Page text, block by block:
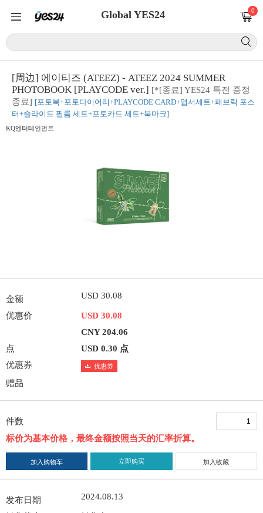
Global YES24 0
[周边] 에이티즈 (ATEEZ) - ATEEZ 2024 SUMMER
PHOTOBOOK [PLAYCODE ver.] [*[종료] YES24 특전 증정
종료] [포토북+포토다이어리+PLAYCODE CARD+엽서세트+패브릭 포스
터+슬라이드 필름 세트+포토카드 세트+북마크]
KQ엔터테인먼트
金额 USD 30.08
优惠价
USD 30.08
CNY 204.06
点
USD 0.30 点
优惠券
优惠券
赠品
件数
标价为基本价格，最终金额按照当天的汇率折算。
加入购物车 立即购买 加入收藏
发布日期 2024.08.13